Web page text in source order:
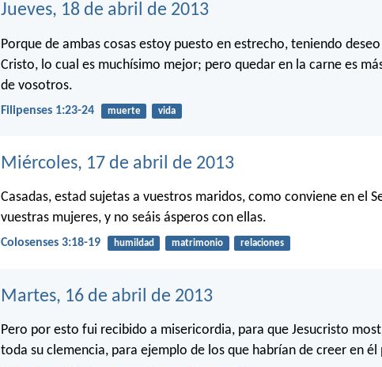
Jueves, 18 de abril de 2013
Porque de ambas cosas estoy puesto en estrecho, teniendo
Cristo, lo cual es muchísimo mejor; pero quedar en la carne es
de vosotros.
Filipenses 1:23-24 muerte vida
Miércoles, 17 de abril de 2013
Casadas, estad sujetas a vuestros maridos, como conviene en el
vuestras mujeres, y no seáis ásperos con ellas.
Colosenses 3:18-19 humildad matrimonio relaciones
Martes, 16 de abril de 2013
Pero por esto fui recibido a misericordia, para que Jesucristo
toda su clemencia, para ejemplo de los que habrían de creer en